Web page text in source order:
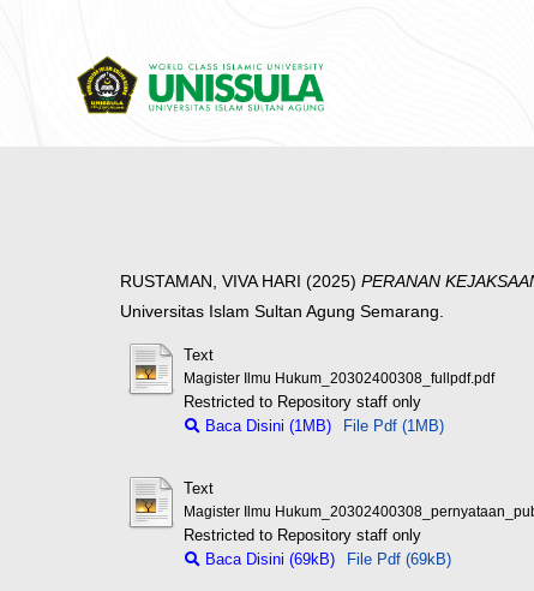
RUSTAMAN, VIVA HARI (2025) PERANAN
Universitas Islam Sultan Agung Semarang.
Text
Magister Ilmu Hukum_20302400308_fullpdf.pdf
Restricted to Repository staff only
Baca Disini (1MB)
File Pdf (1MB)
Text
Magister Ilmu
Restricted to Repository staff only
Baca Disini (69kB)
File Pdf (69kB)